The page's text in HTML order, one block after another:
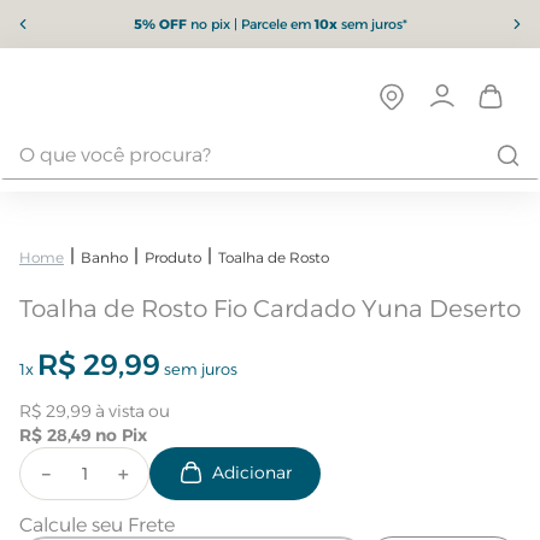
5% OFFno pix | Parcele em10xsem juros*
Banho Produto Toalha de Rosto
Toalha de Rosto Fio Cardado Yuna Deserto
1x R$ 29,99 sem juros
R$ 29,99
R$ 28,49
＋
－
Calcule seu Frete